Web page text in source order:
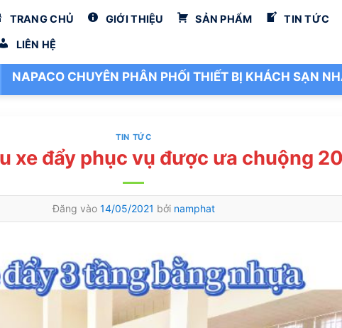
TRANG CHỦ GIỚI THIỆU SẢN PHẨM TIN TỨC
LIÊN HỆ
NAPACO CHUYÊN PHÂN PHỐI THIẾT BỊ KHÁCH SẠN
TIN TỨC
xe đẩy phục vụ được ưa chuộng
Đăng vào 14/05/2021 bởi namphat